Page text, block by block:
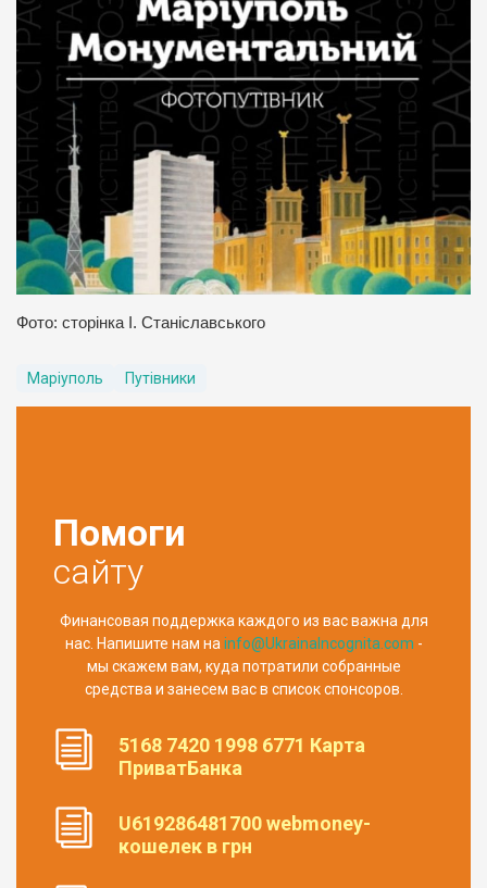
Фото: сторінка І. Станіславського
Маріуполь Путівники
Помоги
сайту
Финансовая поддержка каждого из вас важна для
нас. Напишите нам на info@UkrainaIncognita.com -
мы скажем вам, куда потратили собранные
средства и занесем вас в список спонсоров.
5168 7420 1998 6771 Карта
ПриватБанка
U619286481700 webmoney-
кошелек в грн